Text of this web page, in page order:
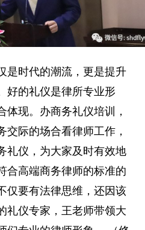
是时代的潮流，更是提升
好的礼仪是律所专业形
体现。办商务礼仪培训，
交际的场合看律师工作，
礼仪，为大家及时有效地
合高端商务律师的标准的
仅要有法律思维，还因该
礼仪专家，王老师带领大